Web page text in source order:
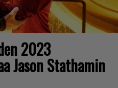
2023
Jason Stathamin